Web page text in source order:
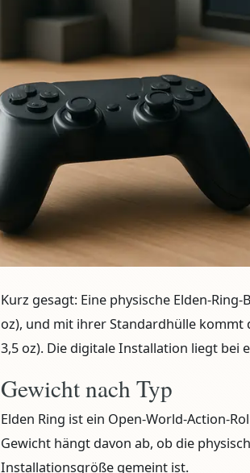
Kurz gesagt: Eine physische Elden-
oz), und mit ihrer Standardhülle kommt
3,5 oz). Die digitale Installation liegt bei
Gewicht nach Typ
Elden Ring ist ein Open-World-Action-
Gewicht hängt davon ab, ob die
Installationsgröße gemeint ist.